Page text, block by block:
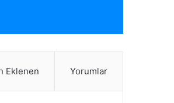
Eklenen Yorumlar